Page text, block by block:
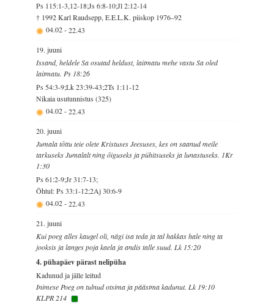
Ps 115:1-3,12-18;Js 6:8-10;Jl 2:12-14
† 1992 Karl Raudsepp, E.E.L.K. piiskop 1976–92
04.02-22.43
19. juuni
Issand, heldele Sa osutad heldust, laitmatu mehe vastu Sa oled
laitmatu. Ps 18:26
Ps 54:3-9;Lk 23:39-43;2Ts 1:11-12
Nikaia usutunnistus (325)
04.02-22.43
20. juuni
Jumala tõttu teie olete Kristuses Jeesuses, kes on saanud meile
tarkuseks Jumalalt ning õiguseks ja pühitsuseks ja lunastuseks. 1Kr
1:30
Ps 61:2-9;Jr 31:7-13;
Õhtul: Ps 33:1-12;2Aj 30:6-9
04.02-22.43
21. juuni
Kui poeg alles kaugel oli, nägi isa teda ja tal hakkas hale ning ta
jooksis ja langes poja kaela ja andis talle suud. Lk 15:20
4. pühapäev pärast nelipüha
Kadunud ja jälle leitud
Inimese Poeg on tulnud otsima ja päästma kadunut. Lk 19:10
KLPR 214